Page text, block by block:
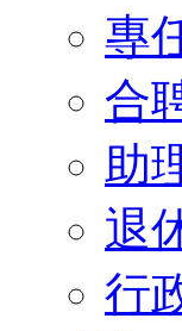
專
合
助
退
行